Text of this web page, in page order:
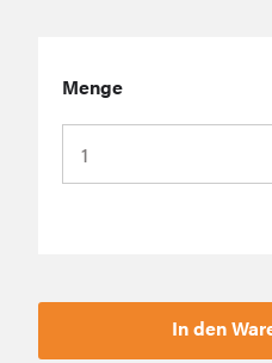
Menge
In den